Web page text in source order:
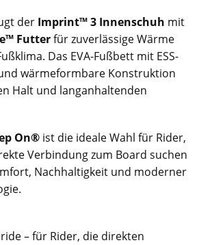
der Imprint™ 3 Innenschuh mit
Futterfür zuverlässige Wärme
Das EVA-Fußbett mit ESS-
wärmeformbare Konstruktion
Halt und langanhaltenden
On® ist die ideale Wahl für Rider,
Verbindung zum Board suchen
Nachhaltigkeit und moderner
– für Rider, die direkten